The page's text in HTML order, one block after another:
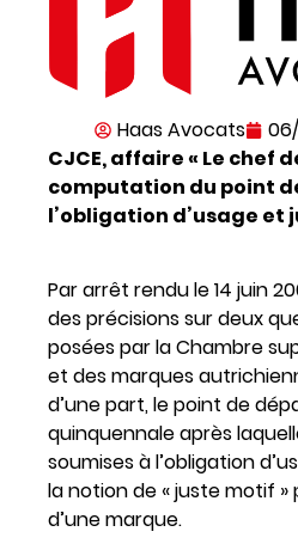
Haas Avocats
CJCE, affaire « Le chef
computation du point
l’obligation d’usage et
Par arrêt rendu le 14 juin
des précisions sur deux
posées par la Chambre
et des marques
d’une part, le point de
quinquennale après
soumises à l’obligation
la notion de « juste motif
d’une marque.